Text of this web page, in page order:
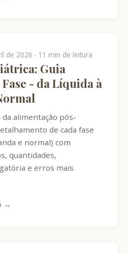
de 2026 · 11 min de leitura
Guia
- da Líquida à
alimentação pós-
de cada fase
e normal) com
quantidades,
e erros mais
→